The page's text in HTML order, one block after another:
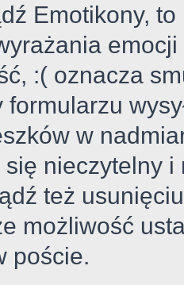
Emotikony,
:( oznacza
formularzu
w
nieczytelny
też
możliwość
poście.